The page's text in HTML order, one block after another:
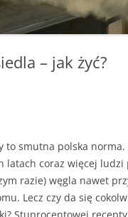
SPALANIA
FOTOWOLTAIKA DO OGRZEWANIA
DOMU
SMAKACH
– jak żyć?
to smutna polska
latach coraz więcej
razie) węgla nawet
Lecz czy da się